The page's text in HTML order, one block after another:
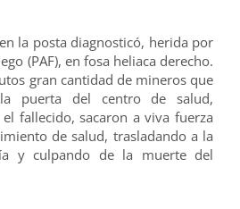
la posta diagnosticó, herida por
(PAF), en fosa heliaca derecho.
gran cantidad de mineros que
puerta del centro de salud,
fallecido, sacaron a viva fuerza
de salud, trasladando a la
y culpando de la muerte del